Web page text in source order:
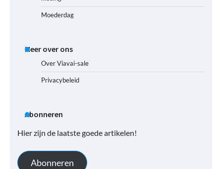
Moederdag
Meer over ons
Over Viavai-sale
Privacybeleid
Abonneren
Hier zijn de laatste goede artikelen!
Abonneren